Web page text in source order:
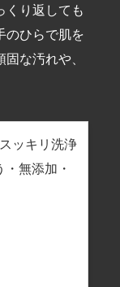
くり返しても
のひらで肌を
な汚れや、
ッキリ洗浄
無添加・